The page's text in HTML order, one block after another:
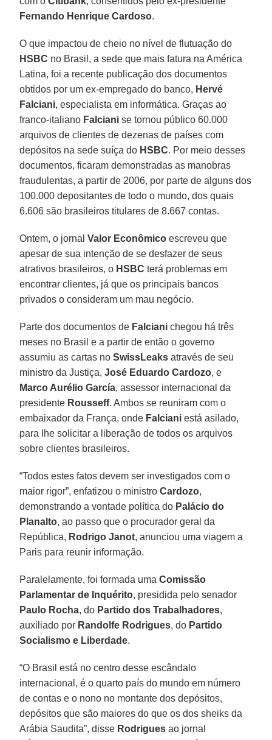
Fernando Henrique Cardoso.
O que impactou de cheio no nível de flutuação do
HSBC no Brasil, a sede que mais fatura na América
Latina, foi a recente publicação dos documentos
obtidos por um ex-empregado do banco, Hervé
Falciani, especialista em informática. Graças ao
franco-italiano Falciani se tornou público 60.000
arquivos de clientes de dezenas de países com
depósitos na sede suíça do HSBC. Por meio desses
documentos, ficaram demonstradas as manobras
fraudulentas, a partir de 2006, por parte de alguns dos
100.000 depositantes de todo o mundo, dos quais
6.606 são brasileiros titulares de 8.667 contas.
Ontem, o jornalValor Econômico escreveu que
apesar de sua intenção de se desfazer de seus
atrativos brasileiros, o HSBC terá problemas em
encontrar clientes, já que os principais bancos
privados o consideram um mau negócio.
Parte dos documentos de Falciani chegou há três
meses no Brasil e a partir de então o governo
assumiu as cartas noSwissLeaks através de seu
ministro da Justiça,José Eduardo Cardozo, e
Marco Aurélio García, assessor internacional da
presidente Rousseff. Ambos se reuniram com o
embaixador da França, onde Falciani está asilado,
para lhe solicitar a liberação de todos os arquivos
sobre clientes brasileiros.
“Todos estes fatos devem ser investigados com o
maior rigor”, enfatizou o ministroCardozo,
demonstrando a vontade política do Palácio do
Planalto, ao passo que o procurador geral da
República, Rodrigo Janot, anunciou uma viagem a
Paris para reunir informação.
Paralelamente, foi formada umaComissão
Parlamentar de Inquérito, presidida pelo senador
Paulo Rocha, do Partido dos Trabalhadores,
auxiliado por Randolfe Rodrigues, do Partido
Socialismo e Liberdade.
“O Brasil está no centro desse escândalo
internacional, é o quarto país do mundo em número
de contas e o nono no montante dos depósitos,
depósitos que são maiores do que os dos sheiks da
Arábia Saudita”, disse Rodrigues ao jornal